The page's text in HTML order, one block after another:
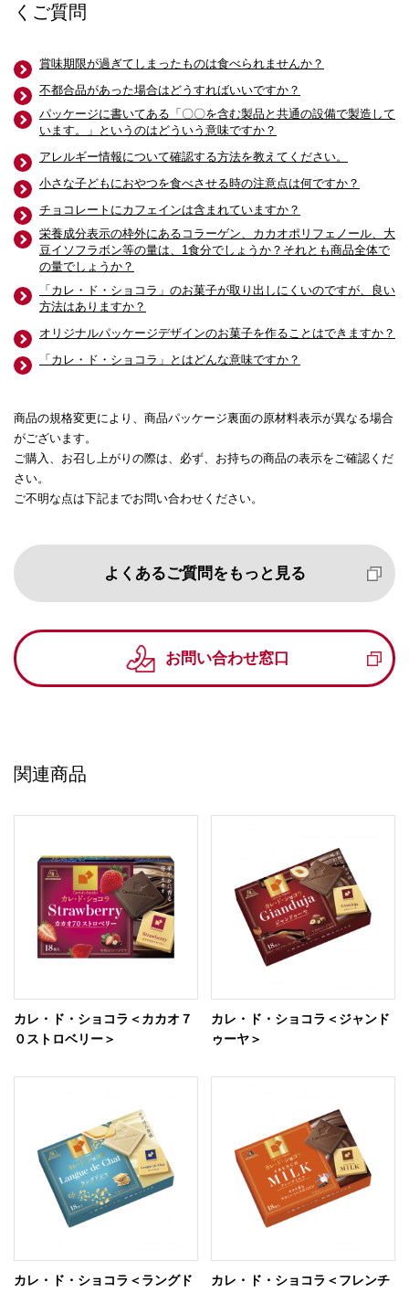
くご質問
賞味期限が過ぎてしまったものは食べられませんか？
不都合品があった場合はどうすればいいですか？
パッケージに書いてある「〇〇を含む製品と共通の設備で製造して
います。」というのはどういう意味ですか？
アレルギー情報について確認する方法を教えてください。
小さな子どもにおやつを食べさせる時の注意点は何ですか？
チョコレートにカフェインは含まれていますか？
栄養成分表示の枠外にあるコラーゲン、カカオポリフェノール、大
豆イソフラボン等の量は、1食分でしょうか？それとも商品全体で
の量でしょうか？
「カレ・ド・ショコラ」のお菓子が取り出しにくいのですが、良い
方法はありますか？
オリジナルパッケージデザインのお菓子を作ることはできますか？
「カレ・ド・ショコラ」とはどんな意味ですか？
商品の規格変更により、商品パッケージ裏面の原材料表示が異なる場合
がございます。
ご購入、お召し上がりの際は、必ず、お持ちの商品の表示をご確認くだ
さい。
ご不明な点は下記までお問い合わせください。
よくあるご質問をもっと見る
お問い合わせ窓口
関連商品
カレ・ド・ショコラ＜カカオ７
０ストロベリー＞
カレ・ド・ショコラ＜ジャンド
ゥーヤ＞
カレ・ド・ショコラ＜ラングド
カレ・ド・ショコラ＜フレンチ